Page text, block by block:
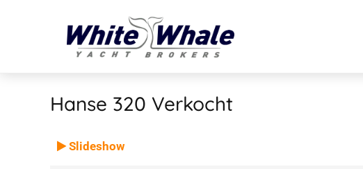
Hanse 320 Verkocht
VERKOCHT
Verkocht
Slideshow